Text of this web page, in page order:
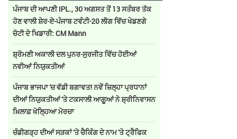
ਪੰਜਾਬ ਦੀ ਆਪਣੀ IPL., 30 ਅਗਸਤ ਤੋਂ 13 ਸਤੰਬਰ ਤੱਕ
ਹੋਣ ਵਾਲੀ ਸ਼ੇਰ-ਏ-ਪੰਜਾਬ ਟਵੰਟੀ-20 ਲੀਗ ਵਿੱਚ ਖੇਡਣਗੇ
ਚੋਟੀ ਦੇ ਖਿਡਾਰੀ: CM Mann
ਸ਼੍ਰੋਮਣੀ ਅਕਾਲੀ ਦਲ ਪੁਨਰ-ਸੁਰਜੀਤ ਵਿੱਚ ਹੋਈਆਂ
ਨਵੀਆਂ ਨਿਯੁਕਤੀਆਂ
ਪੰਜਾਬ ਭਾਜਪਾ 'ਚ ਵੱਡੀ ਬਗਾਵਤ! ਨਵੇਂ ਜ਼ਿਲ੍ਹਾ ਪ੍ਰਧਾਨਾਂ
ਦੀਆਂ ਨਿਯੁਕਤੀਆਂ 'ਤੇ ਟਕਸਾਲੀ ਆਗੂਆਂ ਨੇ ਸ਼੍ਰੀਨਿਵਾਸਨ
ਖ਼ਿਲਾਫ਼ ਖੋਲ੍ਹਿਆ ਮੋਰਚਾ
ਚੰਡੀਗੜ੍ਹ ਦੀਆਂ ਸੜਕਾਂ 'ਤੇ ਚੈਕਿੰਗ ਦੇ ਨਾਮ 'ਤੇ ਟ੍ਰੈਫਿਕ